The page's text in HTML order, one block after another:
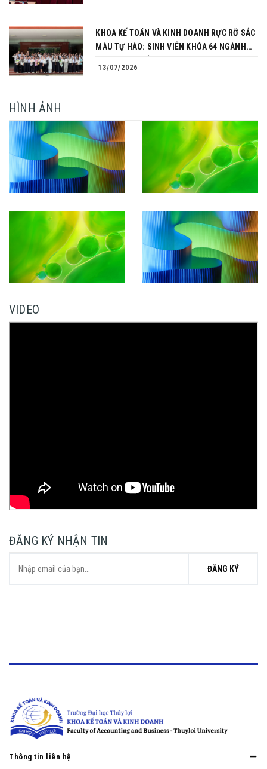
KHOA KẾ TOÁN VÀ KINH DOANH RỰC RỠ SẮC
MÀU TỰ HÀO: SINH VIÊN KHÓA 64 NGÀNH
13/07/2026
HÌNH ẢNH
VIDEO
ĐĂNG KÝ NHẬN TIN
ĐĂNG KÝ
Thông tin liên hệ